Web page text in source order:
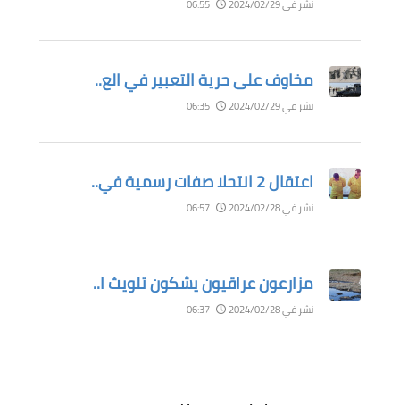
مخاوف على حرية التعبير في الع..
نشر في 2024/02/29
اعتقال 2 انتحلا صفات رسمية في..
نشر في 2024/02/28
مزارعون عراقيون يشكون تلويث ا..
نشر في 2024/02/28